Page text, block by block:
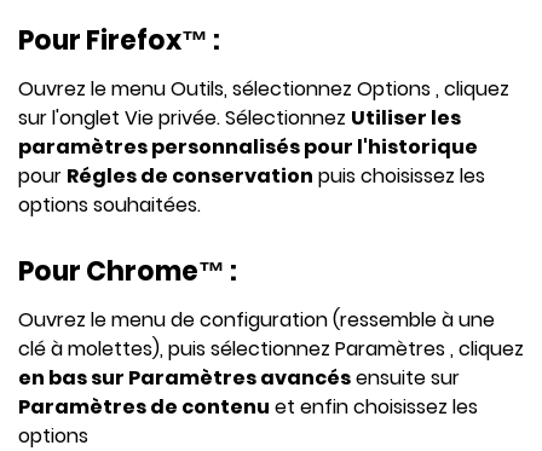
Pour Firefox™ :
Ouvrez le menu Outils, sélectionnez Options , cliquez
sur l'onglet Vie privée. Sélectionnez Utiliser les
paramètres personnalisés pour l'historique
pour Régles de conservation puis choisissez les
options souhaitées.
Pour Chrome™ :
Ouvrez le menu de configuration (ressemble à une
clé à molettes), puis sélectionnez Paramètres , cliquez
en bas sur Paramètres avancésensuite sur
Paramètres de contenu et enfin choisissez les
options